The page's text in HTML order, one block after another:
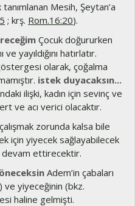
tanımlanan Mesih, Şeytan’a
; krş. Rom.16:20).
Çocuk doğururken
yayıldığını hatırlatır.
olarak, çoğalma
istek duyacaksın...
ilişki, kadın için sevinç ve
ve acı verici olacaktır.
zorunda kalsa bile
için yiyecek sağlayabilecek
devam ettirecektir.
Adem’in çabaları
) ve yiyeceğinin (bkz.
haline gelmişti.